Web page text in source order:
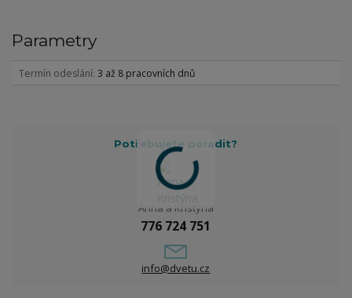
Parametry
Termín odeslání 3 až 8 pracovních dnů
Potřebujete poradit?
Anna a Kristýna
776 724 751
info@dvetu.cz